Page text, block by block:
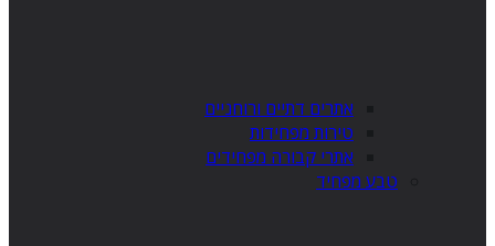
אתרים דתיים ורוחניים
טירות מפחידות
אתרי קבורה מפחידים
טבע מפחיד